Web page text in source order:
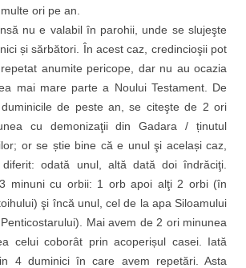
ori pe an.
nu e valabil în parohii, unde se slujeşte
și sărbători. În acest caz, credincioşii pot
anumite pericope, dar nu au ocazia
mai mare parte a Noului Testament. De
de peste an, se citeşte de 2 ori
cu demonizaţii din Gadara / ținutul
or se știe bine că e unul şi același caz,
odată unul, altă dată doi îndrăciţi.
minuni cu orbii: 1 orb apoi alţi 2 orbi (în
şi încă unul, cel de la apa Siloamului
Mai avem de 2 ori minunea
celui coborât prin acoperișul casei. Iată
4 duminici în care avem repetări. Asta